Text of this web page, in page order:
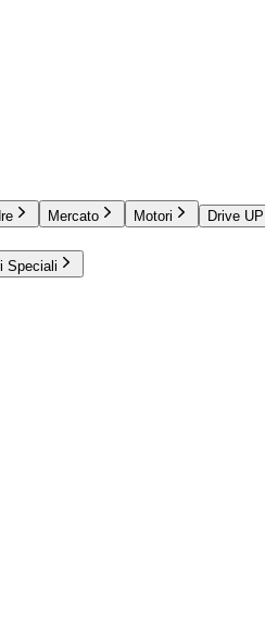
Mercato Motori Drive UP
Speciali